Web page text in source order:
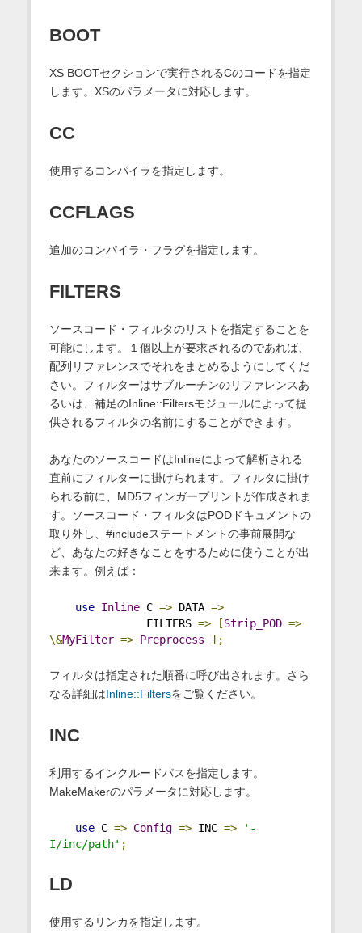
BOOT
XS BOOTセクションで実行されるCのコードを指定
します。XSのパラメータに対応します。
CC
使用するコンパイラを指定します。
CCFLAGS
追加のコンパイラ・フラグを指定します。
FILTERS
ソースコード・フィルタのリストを指定することを
可能にします。１個以上が要求されるのであれば、
配列リファレンスでそれをまとめるようにしてくだ
さい。フィルターはサブルーチンのリファレンスあ
るいは、補足のInline::Filtersモジュールによって提
供されるフィルタの名前にすることができます。
あなたのソースコードはInlineによって解析される
直前にフィルターに掛けられます。フィルタに掛け
られる前に、MD5フィンガープリントが作成されま
す。ソースコード・フィルタはPODドキュメントの
取り外し、#includeステートメントの事前展開な
ど、あなたの好きなことをするために使うことが出
来ます。例えば：
use Inline C => DATA =>
FILTERS => [Strip_POD =>
\&MyFilter => Preprocess ];
フィルタは指定された順番に呼び出されます。さら
なる詳細はInline::Filtersをご覧ください。
INC
利用するインクルードパスを指定します。
MakeMakerのパラメータに対応します。
use C => Config => INC =>
'-
I/inc/path' ;
LD
使用するリンカを指定します。